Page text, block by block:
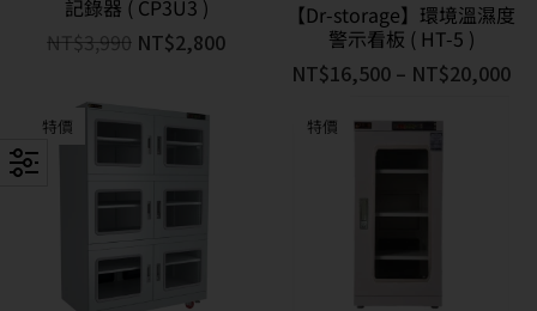
記錄器 ( CP3U3 )
NT$3,990 NT$2,800
【Dr-storage】環境溫濕度
警示看板 ( HT-5 )
NT$16,500 – NT$20,000
特價 特價